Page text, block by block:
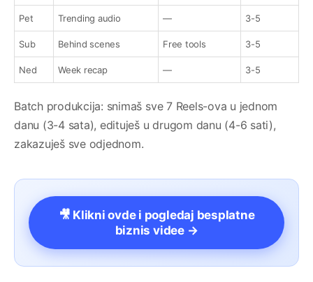
Pet Trending audio — 3-5
Sub Behind scenes Free tools 3-5
Ned Week recap — 3-5
Batch produkcija: snimaš sve 7 Reels-ova u jednom
danu (3-4 sata), edituješ u drugom danu (4-6 sati),
zakazuješ sve odjednom.
🎥 Klikni ovde i pogledaj besplatne
biznis videe →